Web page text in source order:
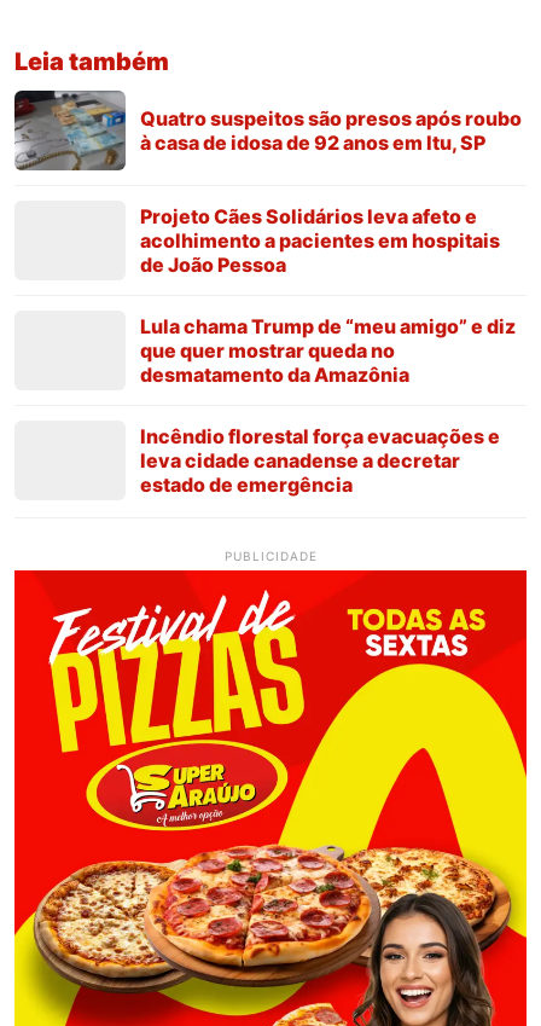
Leia também
Quatro suspeitos são presos após roubo
à casa de idosa de 92 anos em Itu, SP
Projeto Cães Solidários leva afeto e
acolhimento a pacientes em hospitais
de João Pessoa
Lula chama Trump de “meu amigo” e diz
que quer mostrar queda no
desmatamento da Amazônia
Incêndio florestal força evacuações e
leva cidade canadense a decretar
estado de emergência
PUBLICIDADE